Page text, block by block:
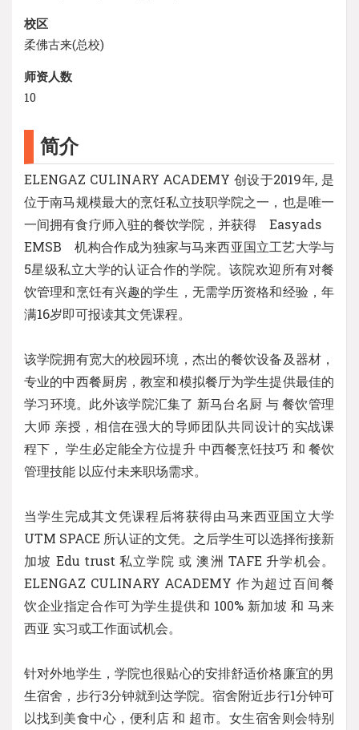
校区
柔佛古来(总校)
师资人数
10
简介
ELENGAZ CULINARY ACADEMY 创设于2019年, 是
位于南马规模最大的烹饪私立技职学院之一，也是唯一
一间拥有食疗师入驻的餐饮学院，并获得 Easyads
EMSB 机构合作成为独家与马来西亚国立工艺大学与
5星级私立大学的认证合作的学院。该院欢迎所有对餐
饮管理和烹饪有兴趣的学生，无需学历资格和经验，年
满16岁即可报读其文凭课程。
该学院拥有宽大的校园环境，杰出的餐饮设备及器材，
专业的中西餐厨房，教室和模拟餐厅为学生提供最佳的
学习环境。此外该学院汇集了 新马台名厨 与 餐饮管理
大师 亲授，相信在强大的导师团队共同设计的实战课
程下， 学生必定能全方位提升 中西餐烹饪技巧 和 餐饮
管理技能 以应付未来职场需求。
当学生完成其文凭课程后将获得由马来西亚国立大学
UTM SPACE 所认证的文凭。之后学生可以选择衔接新
加坡 Edu trust 私立学院 或 澳洲 TAFE 升学机会。
ELENGAZ CULINARY ACADEMY 作为超过百间餐
饮企业指定合作可为学生提供和 100% 新加坡 和 马来
西亚 实习或工作面试机会。
针对外地学生，学院也很贴心的安排舒适价格廉宜的男
生宿舍，步行3分钟就到达学院。宿舍附近步行1分钟可
以找到美食中心，便利店 和 超市。女生宿舍则会特别